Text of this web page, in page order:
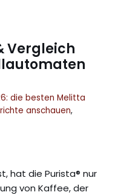
Vergleich
die besten Melitta
anschauen,
hat die Purista® nur
von Kaffee, der